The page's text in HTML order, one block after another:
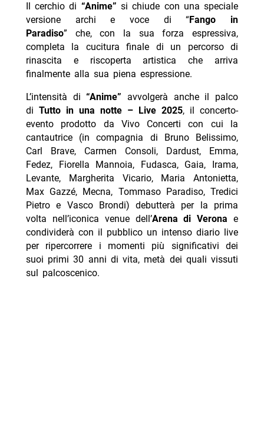
Il cerchio di “Anime” si chiude con una speciale
versione archi e voce di “Fango in
Paradiso” che, con la sua forza espressiva,
completa la cucitura finale di un percorso di
rinascita e riscoperta artistica che arriva
finalmente alla sua piena espressione.
L’intensità di“Anime”
avvolgerà anche il palco
di Tutto in una notte – Live 2025, il concerto-
evento prodotto da Vivo Concerti con cui la
cantautrice (in compagnia di Bruno Belissimo,
Carl Brave, Carmen Consoli, Dardust, Emma,
Fedez, Fiorella Mannoia, Fudasca, Gaia, Irama,
Levante, Margherita Vicario, Maria Antonietta,
Max Gazzé, Mecna, Tommaso Paradiso, Tredici
Pietro e Vasco Brondi) debutterà per la prima
volta nell’iconica venue dell’Arena di Veronae
condividerà con il pubblico un intenso diario live
per ripercorrere i momenti più significativi dei
suoi primi 30 anni di vita, metà dei quali vissuti
sul palcoscenico.